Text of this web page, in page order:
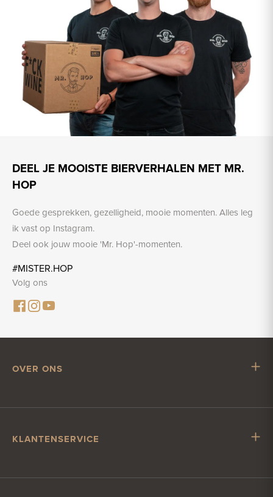
DEEL JE MOOISTE BIERVERHALEN MET MR.
HOP
Goede gesprekken, gezelligheid, mooie momenten. Alles leg
ik vast op Instagram.
Deel ook jouw mooie 'Mr. Hop'-momenten.
#MISTER.HOP
Volg ons
OVER ONS
Vacatures
KLANTENSERVICE